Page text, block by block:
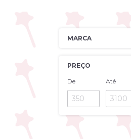
MARCA
PREÇO
De Até